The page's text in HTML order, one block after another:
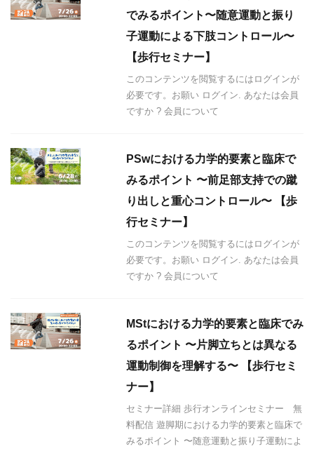
でみるポイント〜随意運動と振り
子運動による下肢コントロール〜
【歩行セミナー】
このコンテンツを閲覧するにはログインが
必要です。お願い ログイン. あなたは会員
ですか ? 会員について
PSwにおける力学的要素と臨床で
みるポイント 〜前足部支持での蹴
り出しと重心コントロール〜 【歩
行セミナー】
このコンテンツを閲覧するにはログインが
必要です。お願い ログイン. あなたは会員
ですか ? 会員について
MStにおける力学的要素と臨床でみ
るポイント 〜片脚立ちとは異なる
運動制御を理解する〜 【歩行セミ
ナー】
セミナー詳細 歩行オンラインセミナー 無
料配信 遊脚期における力学的要素と臨床で
みるポイント 〜随意運動と振り子運動によ